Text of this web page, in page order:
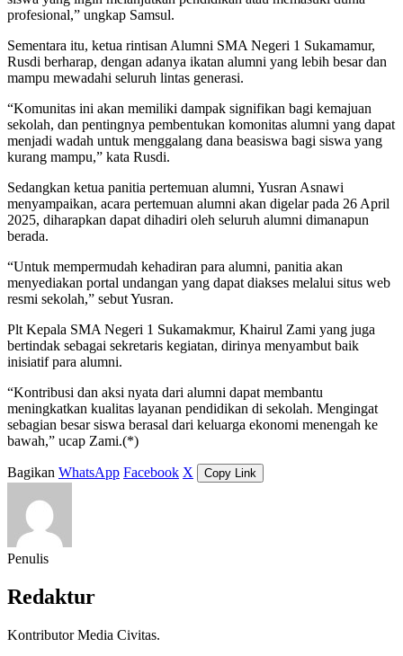
profesional,” ungkap Samsul.
Sementara itu, ketua rintisan Alumni SMA Negeri 1 Sukamamur,
Rusdi berharap, dengan adanya ikatan alumni yang lebih besar dan
mampu mewadahi seluruh lintas generasi.
“Komunitas ini akan memiliki dampak signifikan bagi kemajuan
sekolah, dan pentingnya pembentukan komonitas alumni yang dapat
menjadi wadah untuk menggalang dana beasiswa bagi siswa yang
kurang mampu,” kata Rusdi.
Sedangkan ketua panitia pertemuan alumni, Yusran Asnawi
menyampaikan, acara pertemuan alumni akan digelar pada 26 April
2025, diharapkan dapat dihadiri oleh seluruh alumni dimanapun
berada.
“Untuk mempermudah kehadiran para alumni, panitia akan
menyediakan portal undangan yang dapat diakses melalui situs web
resmi sekolah,” sebut Yusran.
Plt Kepala SMA Negeri 1 Sukamakmur, Khairul Zami yang juga
bertindak sebagai sekretaris kegiatan, dirinya menyambut baik
inisiatif para alumni.
“Kontribusi dan aksi nyata dari alumni dapat membantu
meningkatkan kualitas layanan pendidikan di sekolah. Mengingat
sebagian besar siswa berasal dari keluarga ekonomi menengah ke
bawah,” ucap Zami.(*)
Bagikan WhatsApp Facebook X Copy Link
Penulis
Redaktur
Kontributor Media Civitas.